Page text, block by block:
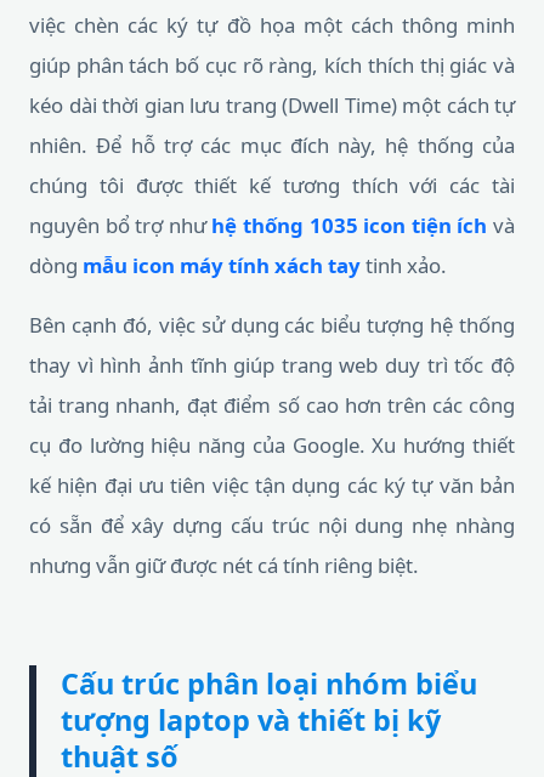
việc chèn các ký tự đồ họa một cách thông minh
giúp phân tách bố cục rõ ràng, kích thích thị giác và
kéo dài thời gian lưu trang (Dwell Time) một cách tự
nhiên. Để hỗ trợ các mục đích này, hệ thống của
chúng tôi được thiết kế tương thích với các tài
nguyên bổ trợ nhưhệ thống 1035 icon tiện ích và
dòng mẫu icon máy tính xách taytinh xảo.
Bên cạnh đó, việc sử dụng các biểu tượng hệ thống
thay vì hình ảnh tĩnh giúp trang web duy trì tốc độ
tải trang nhanh, đạt điểm số cao hơn trên các công
cụ đo lường hiệu năng của Google. Xu hướng thiết
kế hiện đại ưu tiên việc tận dụng các ký tự văn bản
có sẵn để xây dựng cấu trúc nội dung nhẹ nhàng
nhưng vẫn giữ được nét cá tính riêng biệt.
Cấu trúc phân loại nhóm biểu
tượng laptop và thiết bị kỹ
thuật số